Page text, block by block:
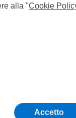
alla "Cookie
Accetto